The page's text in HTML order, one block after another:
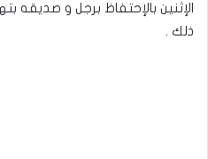
الإثنين بالإحتفاظ برجل و صديقه
ذلك .